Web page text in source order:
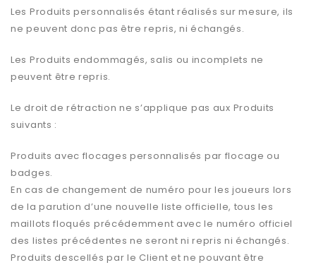
Les Produits personnalisés étant réalisés sur mesure, ils
ne peuvent donc pas être repris, ni échangés.
Les Produits endommagés, salis ou incomplets ne
peuvent être repris.
Le droit de rétraction ne s’applique pas aux Produits
suivants :
Produits avec flocages personnalisés par flocage ou
badges.
En cas de changement de numéro pour les joueurs lors
de la parution d’une nouvelle liste officielle, tous les
maillots floqués précédemment avec le numéro officiel
des listes précédentes ne seront ni repris ni échangés.
Produits descellés par le Client et ne pouvant être